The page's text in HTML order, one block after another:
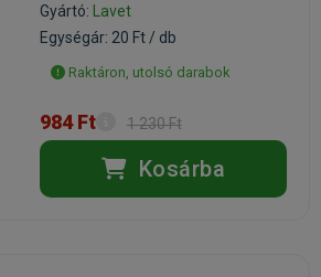
Gyártó:
Lavet
Egységár: 20 Ft / db
Raktáron, utolsó darabok
984 Ft 1 230 Ft
Kosárba